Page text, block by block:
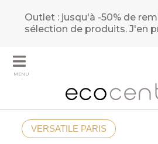
Outlet : jusqu'à -50% de
sélection de produits.J'en
MENU
VERSATILE PARIS